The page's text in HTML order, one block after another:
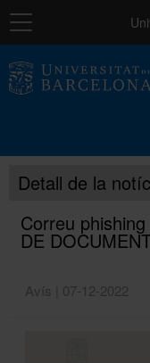
Navegació
Detall de la
Correu
DE
Avís | 07-12-2022